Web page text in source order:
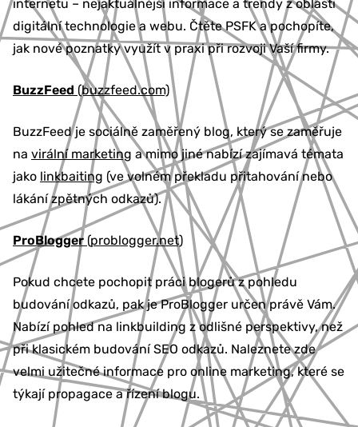
internetu – nejaktuálnější informace a trendy z oblasti
digitální technologie a webu. Čtěte PSFK a pochopíte,
jak nové poznatky využít v praxi při rozvoji Vaší firmy.
BuzzFeed (buzzfeed.com)
BuzzFeed je sociálně zaměřený blog, který se zaměřuje
na virální marketing a mimo jiné nabízí zajímavá témata
jako linkbaiting (ve volném překladu přitahování nebo
lákání zpětných odkazů).
ProBlogger (problogger.net)
Pokud chcete pochopit práci blogerů z pohledu
budování odkazů, pak je ProBlogger určen právě Vám.
Nabízí pohled na linkbuilding z odlišné perspektivy, než
při klasickém budování SEO odkazů. Naleznete zde
velmi užitečné informace pro online marketing, které se
týkají propagace a řízení blogu.